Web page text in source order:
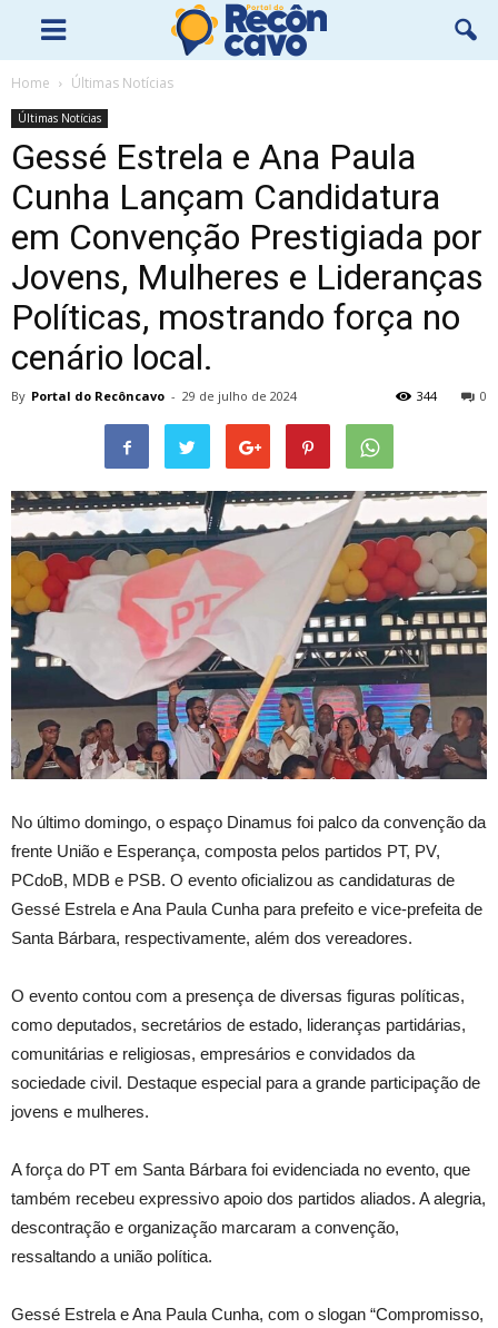
Home Últimas Notícias
Últimas Notícias
Gessé Estrela e Ana Paula
Cunha Lançam Candidatura
em Convenção Prestigiada por
Jovens, Mulheres e Lideranças
Políticas, mostrando força no
cenário local.
By Portal do Recôncavo - 29 de julho de 2024 0
344
No último domingo, o espaço Dinamus foi palco da convenção da
frente União e Esperança, composta pelos partidos PT, PV,
PCdoB, MDB e PSB. O evento oficializou as candidaturas de
Gessé Estrela e Ana Paula Cunha para prefeito e vice-prefeita de
Santa Bárbara, respectivamente, além dos vereadores.
O evento contou com a presença de diversas figuras políticas,
como deputados, secretários de estado, lideranças partidárias,
comunitárias e religiosas, empresários e convidados da
sociedade civil. Destaque especial para a grande participação de
jovens e mulheres.
A força do PT em Santa Bárbara foi evidenciada no evento, que
também recebeu expressivo apoio dos partidos aliados. A alegria,
descontração e organização marcaram a convenção,
ressaltando a união política.
Gessé Estrela e Ana Paula Cunha, com o slogan “Compromisso,